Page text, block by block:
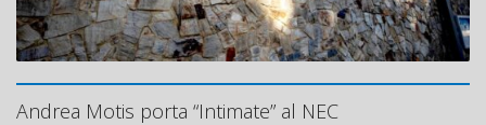
Andrea Motis porta “Intimate” al NEC